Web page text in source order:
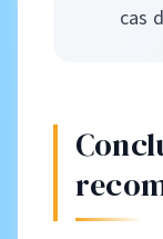
cas